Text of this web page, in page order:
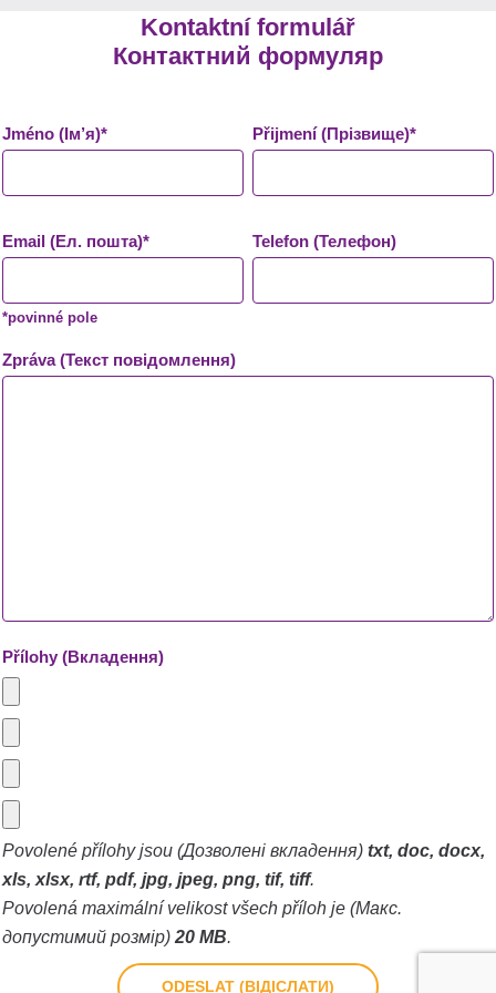
Kontaktní formulář
Контактний формуляр
Jméno (Ім’я)* Přijmení (Прізвище)*
Email (Ел. пошта)*
*povinné pole
Telefon (Телефон)
Zpráva (Текст повідомлення)
Přílohy (Вкладення)
Povolené přílohy jsou (Дозволені вкладення) txt, doc, docx,
xls, xlsx, rtf, pdf, jpg, jpeg, png, tif, tiff.
Povolená maximální velikost všech příloh je (Макс.
допустимий розмір) 20 MB.